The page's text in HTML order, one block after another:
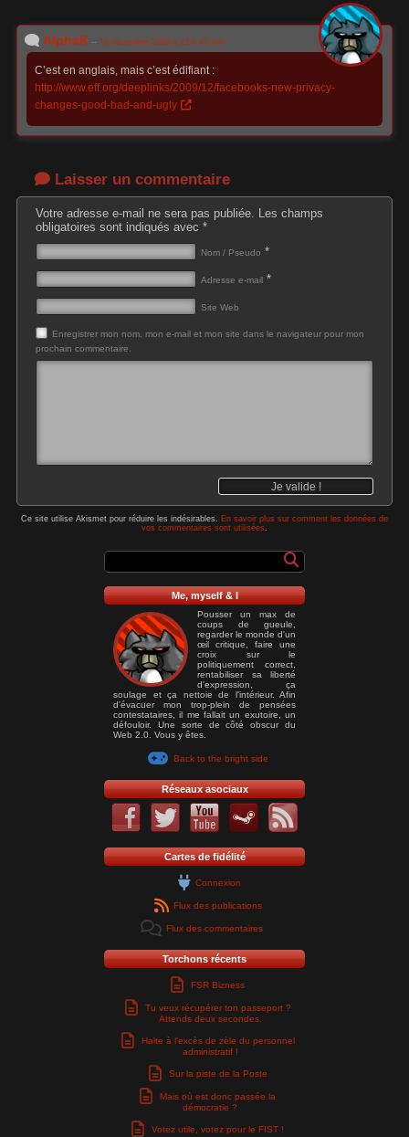
AlphaK -- 10 décembre 2009 à 22 h 42 min
C’est en anglais, mais c’est édifiant :
http://www.eff.org/deeplinks/2009/12/facebooks-new-privacy-
changes-good-bad-and-ugly
Laisser un commentaire
Votre adresse e-mail ne sera pas publiée. Les champs
obligatoires sont indiqués avec *
Nom / Pseudo *
Adresse e-mail *
Site Web
Enregistrer mon nom, mon e-mail et mon site dans le navigateur pour mon
prochain commentaire.
Ce site utilise Akismet pour réduire les indésirables. En savoir plus sur comment les données de
vos commentaires sont utilisées.
Me, myself & I
Pousser un max de
coups de gueule,
regarder le monde d'un
œil critique, faire une
croix sur le
politiquement correct,
rentabiliser sa liberté
d'expression, ça
soulage et ça nettoie de l'intérieur. Afin
d'évacuer mon trop-plein de pensées
contestataires, il me fallait un exutoire, un
défouloir. Une sorte de côté obscur du
Web 2.0. Vous y êtes.
Back to the bright side
Réseaux asociaux
Cartes de fidélité
Connexion
Flux des publications
Flux des commentaires
Torchons récents
FSR Bizness
Tu veux récupérer ton passeport ?
Attends deux secondes.
Halte à l’excès de zèle du personnel
administratif !
Sur la piste de la Poste
Mais où est donc passée la
démocratie ?
Votez utile, votez pour le FIST !